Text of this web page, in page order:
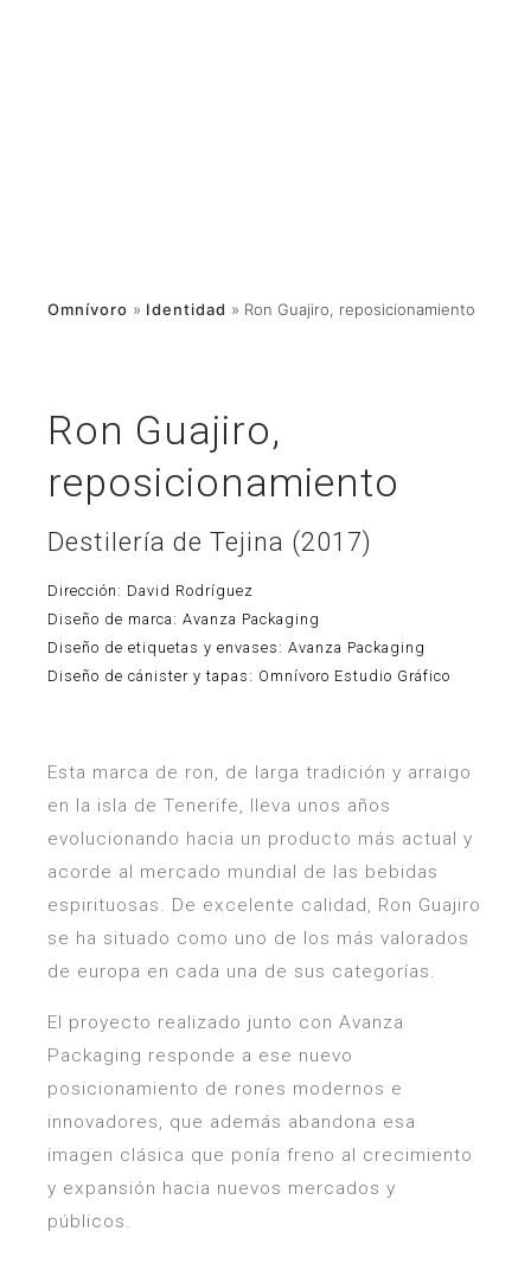
Omnívoro » Identidad » Ron Guajiro, reposicionamiento
Ron Guajiro,
reposicionamiento
Destilería de Tejina (2017)
Dirección: David Rodríguez
Diseño de marca: Avanza Packaging
Diseño de etiquetas y envases: Avanza Packaging
Diseño de cánister y tapas: Omnívoro Estudio Gráfico
Esta marca de ron, de larga tradición y arraigo
en la isla de Tenerife, lleva unos años
evolucionando hacia un producto más actual y
acorde al mercado mundial de las bebidas
espirituosas. De excelente calidad, Ron Guajiro
se ha situado como uno de los más valorados
de europa en cada una de sus categorías.
El proyecto realizado junto con Avanza
Packaging responde a ese nuevo
posicionamiento de rones modernos e
innovadores, que además abandona esa
imagen clásica que ponía freno al crecimiento
y expansión hacia nuevos mercados y
públicos.